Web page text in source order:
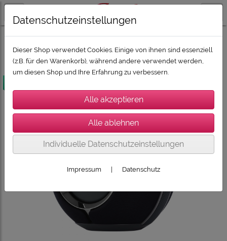
SONORO, SONOS, DEVIALET, CABASSE DEVIALET
Datenschutzeinstellungen
Dieser Shop verwendet Cookies. Einige von ihnen sind essenziell
(z.B. für den Warenkorb), während andere verwendet werden,
um diesen Shop und Ihre Erfahrung zu verbessern.
Individuelle Datenschutzeinstellungen
Impressum Datenschutz